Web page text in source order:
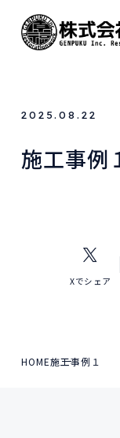
2025.08.22
施工事例
Xでシェア
HOME施工事例１